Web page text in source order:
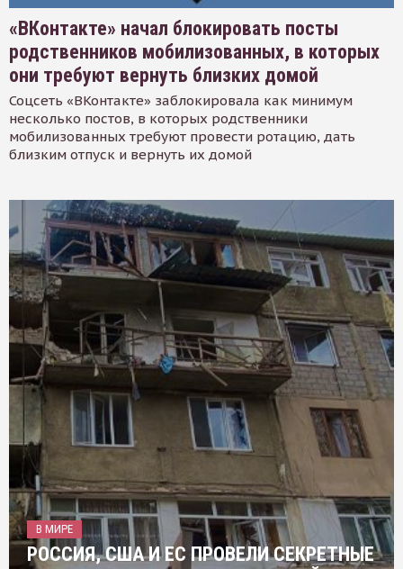
«ВКонтакте» начал блокировать посты
родственников мобилизованных, в которых
они требуют вернуть близких домой
Соцсеть «ВКонтакте» заблокировала как минимум
несколько постов, в которых родственники
мобилизованных требуют провести ротацию, дать
близким отпуск и вернуть их домой
В МИРЕ
РОССИЯ, США И ЕС ПРОВЕЛИ СЕКРЕТНЫЕ